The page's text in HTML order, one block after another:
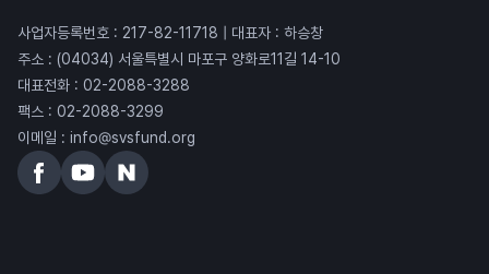
사업자등록번호 : 217-82-11718 | 대표자 : 하승창
주소 : (04034) 서울특별시 마포구 양화로11길 14-10
대표전화 : 02-2088-3288
팩스 : 02-2088-3299
이메일 : info@svsfund.org